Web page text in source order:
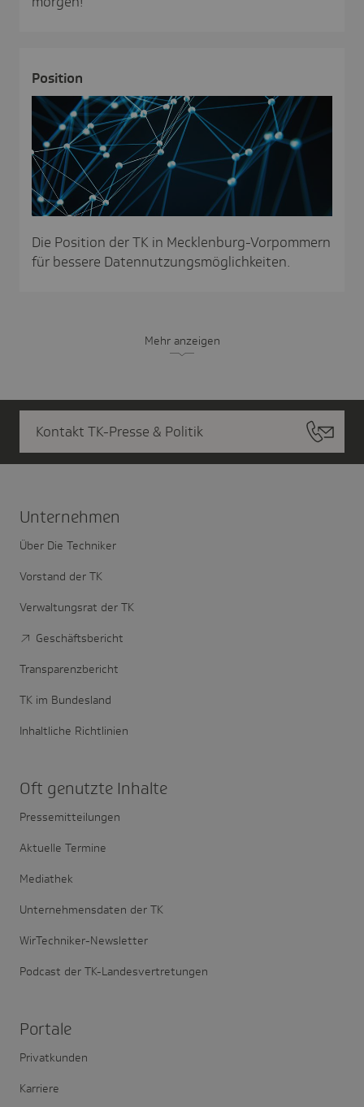
Posi­tion
Die Position der TK in Mecklenburg-Vorpommern
für bessere Datennutzungsmöglichkeiten.
Mehr anzeigen
Kontakt TK-Presse & Politik
Unter­nehmen
Über Die Techniker
Vorstand der TK
Verwaltungsrat der TK
Geschäftsbericht
Transparenzbericht
TK im Bundesland
Inhaltliche Richtlinien
Oft genutzte Inhalte
Pressemitteilungen
Aktuelle Termine
Mediathek
Unternehmensdaten der TK
WirTechniker-Newsletter
Podcast der TK-Landesvertretungen
Portale
Privatkunden
Karriere